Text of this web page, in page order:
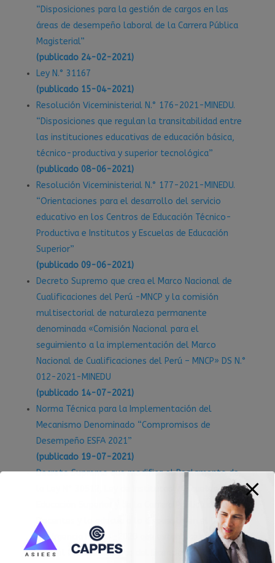
“Disposiciones para la gestión de cargos en las
áreas de desempeño laboral de la Carrera Pública
Magisterial”
(publicado 24-02-2021)
Ley N.° 31167
(publicado 15-04-2021)
Resolución Viceministerial N.° 176-2021-MINEDU.
“Disposiciones que regulan la transitabilidad entre
las instituciones educativas de educación básica,
técnico-productiva y superior tecnológica”
(publicado 08-06-2021)
Resolución Viceministerial N.° 177-2021-MINEDU.
“Orientaciones para el desarrollo del servicio
educativo en los Centros de Educación Técnico-
Productiva e Institutos y Escuelas de Educación
Superior”
(publicado 09-06-2021)
Decreto Supremo que crea el Marco Nacional de
Cualificaciones del Perú -MNCP y la comisión
multisectorial de naturaleza permanente
denominada «Comisión Nacional para el
seguimiento a la implementación del Marco
Nacional de Cualificaciones del Perú – MNCP» DS N.°
012-2021-MINEDU
(publicado 14-07-2021)
Norma Técnica para la Implementación del
Mecanismo Denominado “Compromisos de
Desempeño ESFA 2021”
(publicado 19-07-2021)
Decreto Supremo que modifica el Reglamento de
la Ley N° 30512, Ley de Institutos y Escuelas de
Educación Superior y de la Carrera Pública de sus
Docentes y lo adecua a lo dispuesto en el Decreto
de Urgencia N° 017-2020 que establece medidas
para el fortalecimiento del Licenciamiento de